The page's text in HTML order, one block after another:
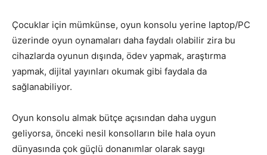
Çocuklar için mümkünse, oyun konsolu yerine laptop/PC
üzerinde oyun oynamaları daha faydalı olabilir zira bu
cihazlarda oyunun dışında, ödev yapmak, araştırma
yapmak, dijital yayınları okumak gibi faydala da
sağlanabiliyor.
Oyun konsolu almak bütçe açısından daha uygun
geliyorsa, önceki nesil konsolların bile hala oyun
dünyasında çok güçlü donanımlar olarak saygı